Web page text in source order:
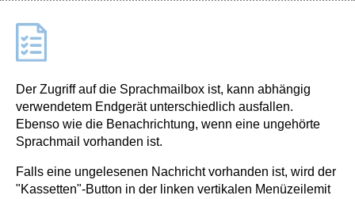
Der Zugriff auf die Sprachmailbox ist, kann abhängig
verwendetem Endgerät unterschiedlich ausfallen.
Ebenso wie die Benachrichtung, wenn eine ungehörte
Sprachmail vorhanden ist.
Falls eine ungelesenen Nachricht vorhanden ist, wird der
"Kassetten"-Button in der linken vertikalen Menüzeilemit